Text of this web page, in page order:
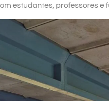
estudantes, professores e